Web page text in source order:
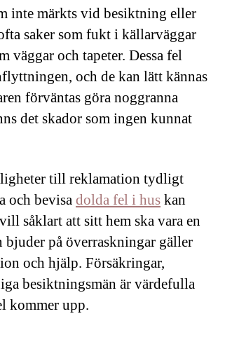
inte märkts vid besiktning eller
saker som fukt i källarväggar
och tapeter. Dessa fel
och de kan lätt kännas
förväntas göra noggranna
det skador som ingen kunnat
till reklamation tydligt
och bevisadolda fel i huskan
såklart att sitt hem ska vara en
på överraskningar gäller
och hjälp. Försäkringar,
besiktningsmän är värdefulla
kommer upp.